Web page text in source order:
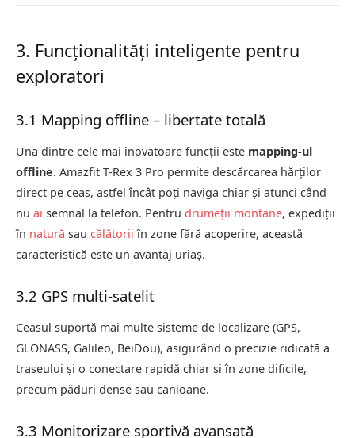
3. Funcționalități inteligente pentru
exploratori
3.1 Mapping offline – libertate totală
Una dintre cele mai inovatoare funcții este mapping-ul
offline. Amazfit T-Rex 3 Pro permite descărcarea hărților
direct pe ceas, astfel încât poți naviga chiar și atunci când
nu ai semnal la telefon. Pentru drumeții montane, expediții
în natură sau călătorii în zone fără acoperire, această
caracteristică este un avantaj uriaș.
3.2 GPS multi-satelit
Ceasul suportă mai multe sisteme de localizare (GPS,
GLONASS, Galileo, BeiDou), asigurând o precizie ridicată a
traseului și o conectare rapidă chiar și în zone dificile,
precum păduri dense sau canioane.
3.3 Monitorizare sportivă avansată